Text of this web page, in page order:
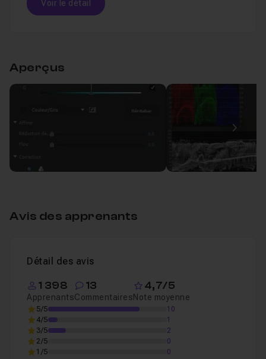
Voir le détail
Aperçus
Avis des apprenants
Détail des avis
1 398
Apprenants
13
Commentaires
4,7/5
Note moyenne
5/5
10
4/5
1
3/5
2
2/5
0
1/5
0